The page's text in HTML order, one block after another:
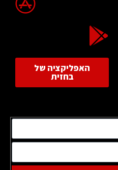
האפליקציה של
בחזית